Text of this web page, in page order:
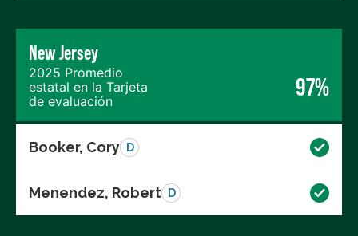
New Jersey
2025 Promedio
estatal en la Tarjeta
de evaluación
97%
Booker, Cory D
Menendez, Robert D